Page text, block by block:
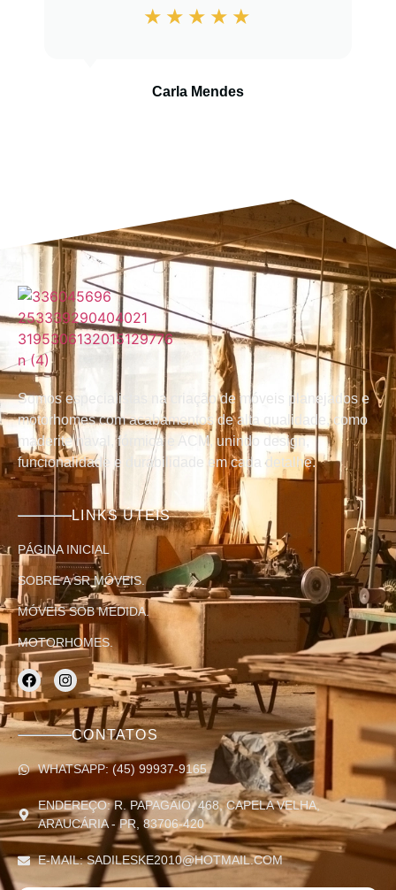
Carla Mendes
Somos especialistas na criação de móveis planejados e
motorhomes com acabamentos de alta qualidade, como
maderite naval, fórmica e ACM, unindo design,
funcionalidade e durabilidade em cada detalhe.
LINKS ÚTEIS
PÁGINA INICIAL
SOBRE A SR MÓVEIS.
MÓVEIS SOB MEDIDA.
MOTORHOMES.
CONTATOS
WHATSAPP: (45) 99937-9165
ENDEREÇO: R. PAPAGAIO, 468, CAPELA VELHA,
ARAUCÁRIA - PR, 83706-420
E-MAIL: SADILESKE2010@HOTMAIL.COM